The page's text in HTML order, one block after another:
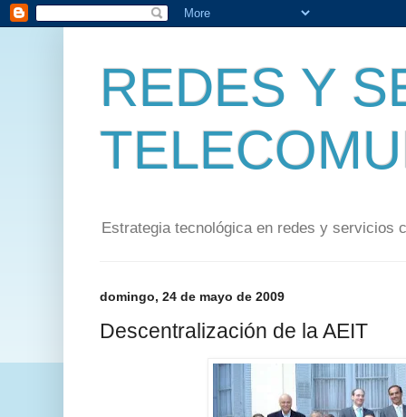
REDES Y
Estrategia tecnológica en redes y servicios
domingo, 24 de mayo de 2009
Descentralización de la AEIT